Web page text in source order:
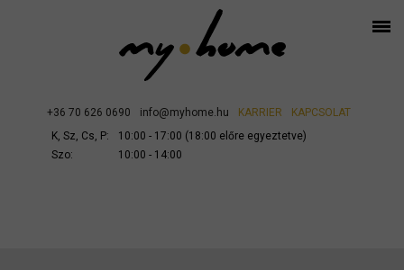
+36 70 626 0690 info@myhome.hu KARRIER
KAPCSOLAT
K, Sz, Cs, P:
10:00 - 17:00 (18:00 előre egyeztetve)
Szo:
10:00 - 14:00